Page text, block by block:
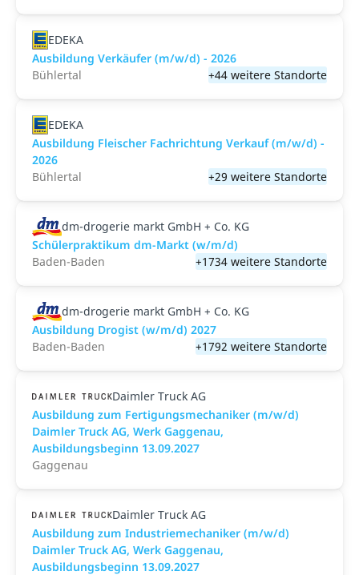
EDEKA
Ausbildung Verkäufer (m/w/d) - 2026
Bühlertal
+44 weitere Standorte
EDEKA
Ausbildung Fleischer Fachrichtung Verkauf (m/w/d) -
2026
Bühlertal
+29 weitere Standorte
dm-drogerie markt GmbH + Co. KG
Schülerpraktikum dm-Markt (w/m/d)
Baden-Baden
+1734 weitere Standorte
dm-drogerie markt GmbH + Co. KG
Ausbildung Drogist (w/m/d) 2027
Baden-Baden
+1792 weitere Standorte
Daimler Truck AG
Ausbildung zum Fertigungsmechaniker (m/w/d)
Daimler Truck AG, Werk Gaggenau,
Ausbildungsbeginn 13.09.2027
Gaggenau
Daimler Truck AG
Ausbildung zum Industriemechaniker (m/w/d)
Daimler Truck AG, Werk Gaggenau,
Ausbildungsbeginn 13.09.2027